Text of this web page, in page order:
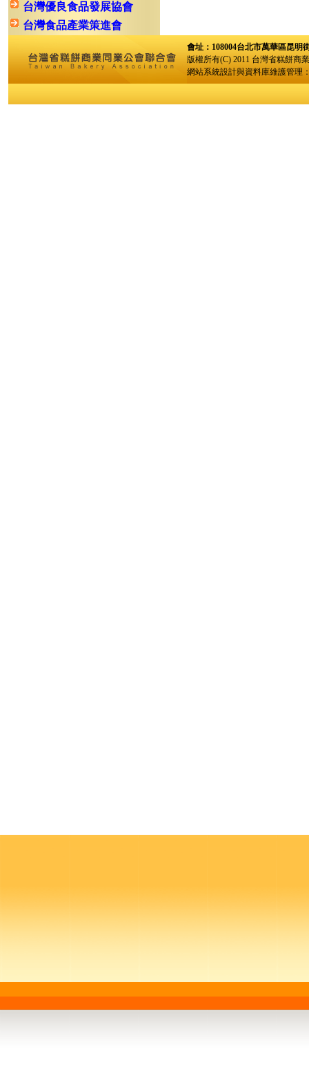
台灣優良食品發展協會
台灣食品產業策進會
會址：108004台北市萬華區昆明
版權所有(C) 2011 台灣省糕餅商
網站系統設計與資料庫維護管理